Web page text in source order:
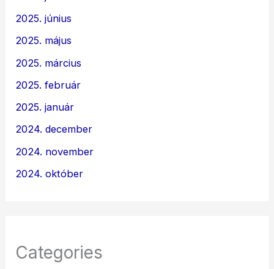
2025. június
2025. május
2025. március
2025. február
2025. január
2024. december
2024. november
2024. október
Categories